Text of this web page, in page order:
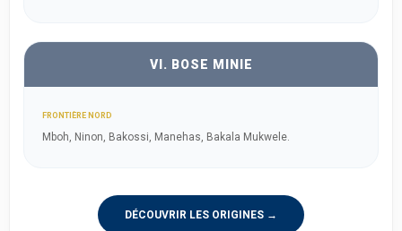
VI. BOSE MINIE
FRONTIÈRE NORD
Mboh, Ninon, Bakossi, Manehas, Bakala Mukwele.
DÉCOUVRIR LES ORIGINES →